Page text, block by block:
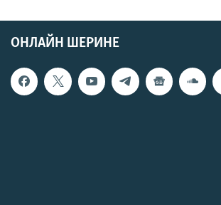
ОНЛАЙН ШЕРИНЕ